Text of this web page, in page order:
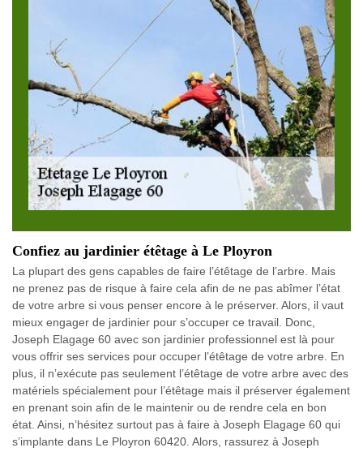
Confiez au jardinier étêtage à Le Ployron
La plupart des gens capables de faire l’étêtage de l’arbre. Mais
ne prenez pas de risque à faire cela afin de ne pas abîmer l’état
de votre arbre si vous penser encore à le préserver. Alors, il vaut
mieux engager de jardinier pour s’occuper ce travail. Donc,
Joseph Elagage 60 avec son jardinier professionnel est là pour
vous offrir ses services pour occuper l’étêtage de votre arbre. En
plus, il n’exécute pas seulement l’étêtage de votre arbre avec des
matériels spécialement pour l’étêtage mais il préserver également
en prenant soin afin de le maintenir ou de rendre cela en bon
état. Ainsi, n’hésitez surtout pas à faire à Joseph Elagage 60 qui
s’implante dans Le Ployron 60420. Alors, rassurez à Joseph